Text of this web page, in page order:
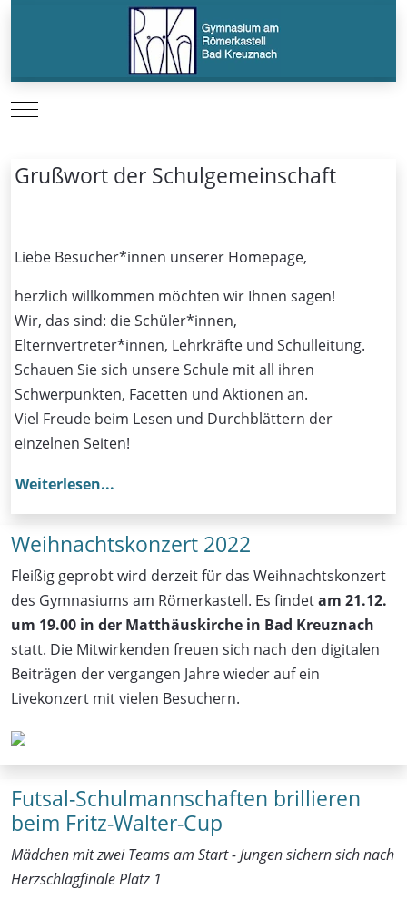
Mobile Menu Toggle
Grußwort der Schulgemeinschaft
Liebe Besucher*innen unserer Homepage,
herzlich willkommen möchten wir Ihnen sagen!
Wir, das sind: die Schüler*innen,
Elternvertreter*innen, Lehrkräfte und Schulleitung.
Schauen Sie sich unsere Schule mit all ihren
Schwerpunkten, Facetten und Aktionen an.
Viel Freude beim Lesen und Durchblättern der
einzelnen Seiten!
Weiterlesen...
Weihnachtskonzert 2022
Fleißig geprobt wird derzeit für das Weihnachtskonzert
des Gymnasiums am Römerkastell. Es findetam 21.12.
um 19.00 in der Matthäuskirche in Bad Kreuznach
statt. Die Mitwirkenden freuen sich nach den digitalen
Beiträgen der vergangen Jahre wieder auf ein
Livekonzert mit vielen Besuchern.
Futsal-Schulmannschaften brillieren
beim Fritz-Walter-Cup
Mädchen mit zwei Teams am Start - Jungen sichern sich nach
Herzschlagfinale Platz 1